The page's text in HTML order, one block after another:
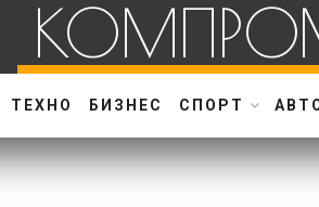
ТЕХНО БИЗНЕС СПОРТ